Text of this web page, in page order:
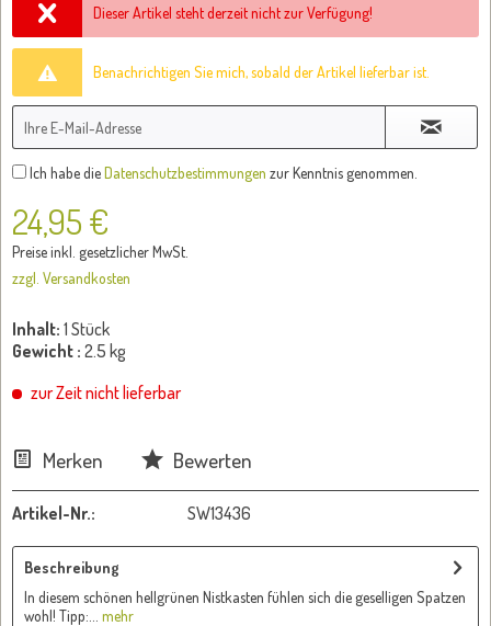
Dieser Artikel steht derzeit nicht zur Verfügung!
Benachrichtigen Sie mich, sobald der Artikel lieferbar ist.
Ich habe dieDatenschutzbestimmungen zur Kenntnis genommen.
24,95 €
Preise inkl. gesetzlicher MwSt.
zzgl. Versandkosten
Inhalt: 1 Stück
Gewicht : 2.5 kg
zur Zeit nicht lieferbar
Merken Bewerten
Artikel-Nr.: SW13436
Beschreibung
In diesem schönen hellgrünen Nistkasten fühlen sich die geselligen Spatzen
wohl! Tipp:...
mehr